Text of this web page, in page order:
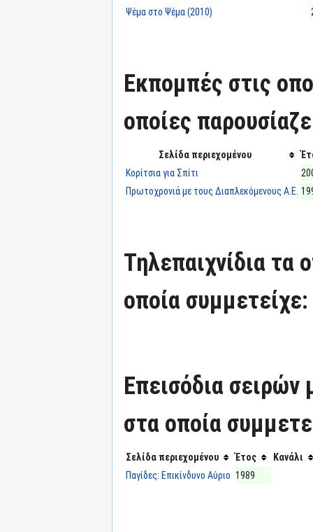
Ψέμα στο Ψέμα (2010)
Εκπομπές στις
οποίες
Σελίδα περιεχομένου
Κορίτσια για Σπίτι
Πρωτοχρονιά με τους Διαπλεκόμενους Α.Ε.
Τηλεπαιχνίδια τα
οποία συμμετείχε:
Επεισόδια
στα οποία
Σελίδα περιεχομένου Έτος
Κανάλι
Παγίδες: Επικίνδυνο Αύριο 1989